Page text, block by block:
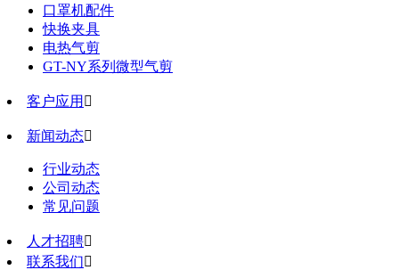
口罩机配件
快换夹具
电热气剪
GT-NY系列微型气剪
客户应用 
新闻动态
行业动态
公司动态
常见问题
人才招聘
联系我们